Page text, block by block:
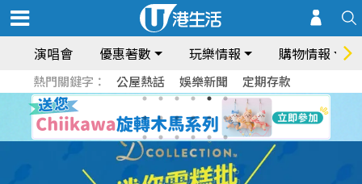
演唱會 優惠著數 玩樂情報 購物情報
熱門關鍵字： 公屋熱話 娛樂新聞 定期存款